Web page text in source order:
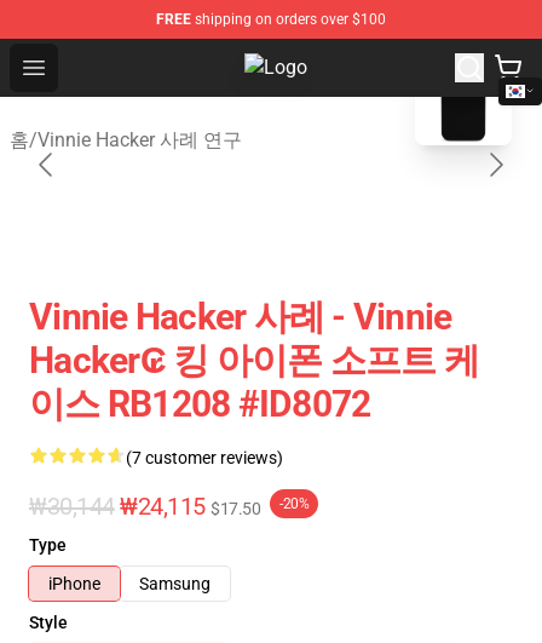
FREE shipping on orders over $100
Open menu Vinnie Hacker Store - Official
홈/Vinnie Hacker 사례 연구
Vinnie Hacker 사례 - Vinnie
Hacker₢ 킹 아이폰 소프트 케
이스 RB1208 #ID8072
(7 customer reviews)
₩30,144₩24,115 $17.50 -20%
Type
iPhone
Samsung
Style